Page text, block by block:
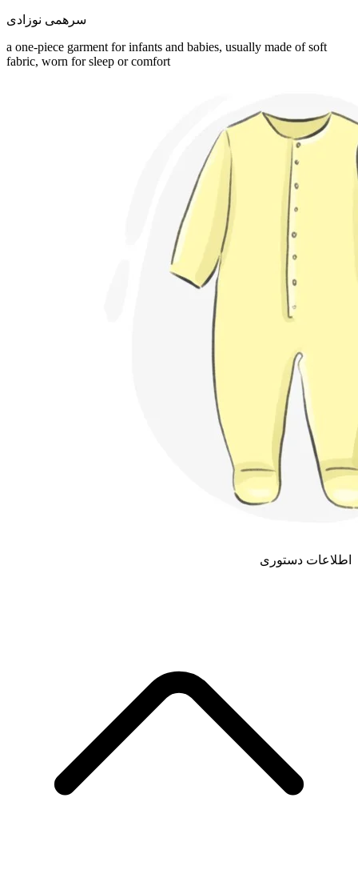
سرهمی نوزادی
a one-piece garment for infants and babies, usually made of soft
fabric, worn for sleep or comfort
اطلاعات دستوری